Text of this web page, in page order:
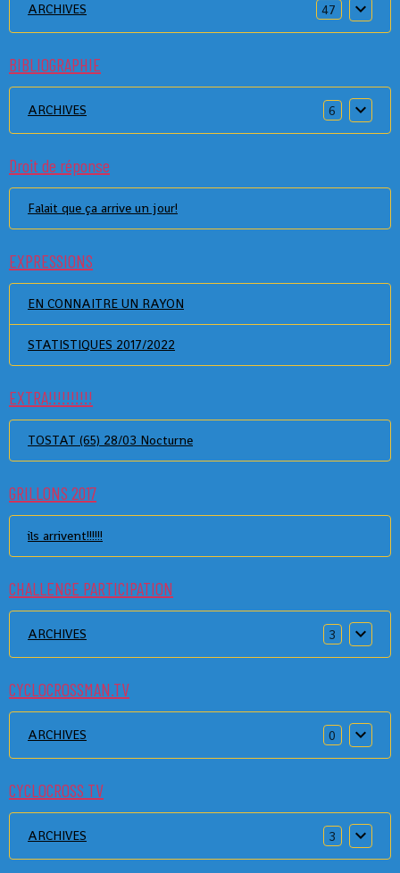
ARCHIVES 47
BIBLIOGRAPHIE
ARCHIVES 6
Droit de réponse
Falait que ça arrive un jour!
EXPRESSIONS
EN CONNAITRE UN RAYON
STATISTIQUES 2017/2022
EXTRA!!!!!!!!!!
TOSTAT (65) 28/03 Nocturne
GRILLONS 2017
ils arrivent!!!!!!
CHALLENGE PARTICIPATION
ARCHIVES 3
CYCLOCROSSMAN.TV
ARCHIVES 0
CYCLOCROSS TV
ARCHIVES 3